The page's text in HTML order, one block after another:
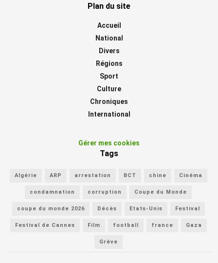
Plan du site
Accueil
National
Divers
Régions
Sport
Culture
Chroniques
International
Gérer mes cookies
Tags
Algérie ARP arrestation BCT chine Cinéma
condamnation corruption Coupe du Monde
coupe du monde 2026 Décès Etats-Unis Festival
Festival de Cannes Film football france Gaza
Grève